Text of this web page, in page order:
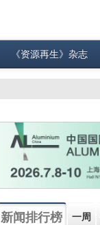
《资源再生》杂志
新闻排行榜 一周